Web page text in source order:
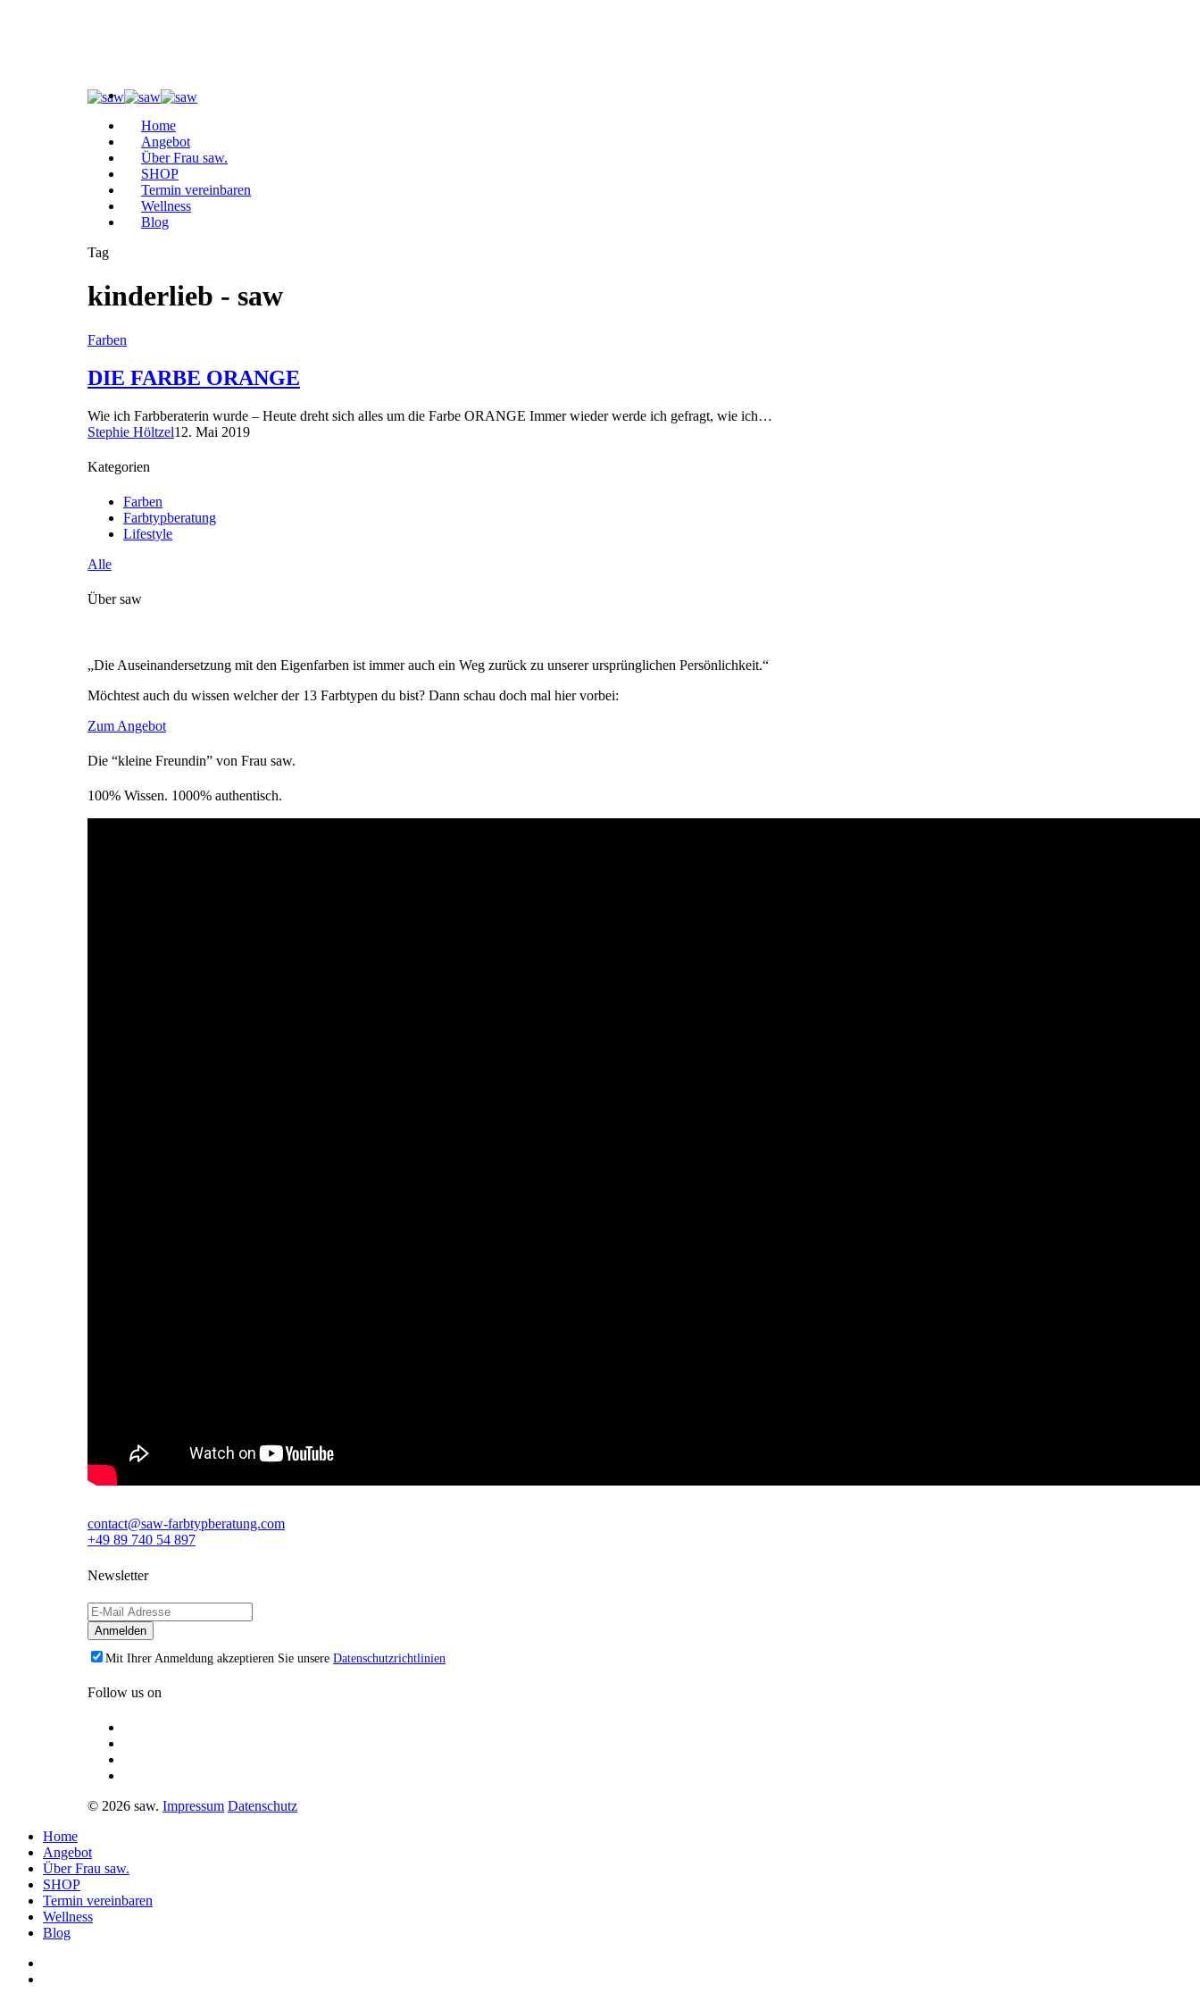
Home
Angebot
Über Frau saw.
SHOP
Termin vereinbaren
Wellness
Blog
Tag
kinderlieb - saw
Farben
DIE FARBE ORANGE
Wie ich Farbberaterin wurde – Heute dreht sich alles um die Farbe ORANGE Immer wieder werde ich gefragt, wie ich…
Stephie Höltzel12. Mai 2019
Kategorien
Farben
Farbtypberatung
Lifestyle
Alle
Über saw
„Die Auseinandersetzung mit den Eigenfarben ist immer auch ein Weg zurück zu unserer ursprünglichen Persönlichkeit.“
Möchtest auch du wissen welcher der 13 Farbtypen du bist? Dann schau doch mal hier vorbei:
Zum Angebot
Die “kleine Freundin” von Frau saw.
100% Wissen. 1000% authentisch.
contact@saw-farbtypberatung.com
+49 89 740 54 897
Newsletter
Mit Ihrer Anmeldung akzeptieren Sie unsere Datenschutzrichtlinien
Follow us on
© 2026 saw. Impressum Datenschutz
Home
Angebot
Über Frau saw.
SHOP
Termin vereinbaren
Wellness
Blog